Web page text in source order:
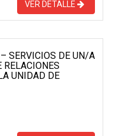
VER DETALLE
SERVICIOS DE UN/A
RELACIONES
UNIDAD DE